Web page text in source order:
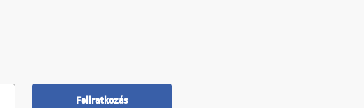
Feliratkozás